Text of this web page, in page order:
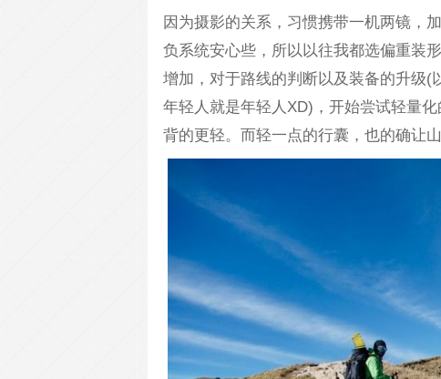
因为摄影的关系，习惯携带一机两镜，
负系统安心些，所以以往我都选偏重装
增加，对于路线的判断以及装备的升级
年轻人就是年轻人XD)，开始尝试轻量
背的更轻。而轻一点的行囊，也的确让